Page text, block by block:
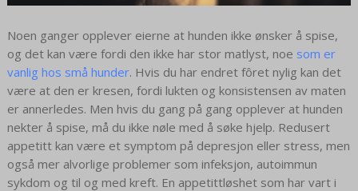
Noen ganger opplever eierne at hunden ikke ønsker å spise,
og det kan være fordi den ikke har stor matlyst, noe som er
vanlig hos små hunder. Hvis du har endret fôret nylig kan det
være at den er kresen, fordi lukten og konsistensen av maten
er annerledes. Men hvis du gang på gang opplever at hunden
nekter å spise, må du ikke nøle med å søke hjelp. Redusert
appetitt kan være et symptom på depresjon eller stress, men
også mer alvorlige problemer som infeksjon, autoimmun
sykdom og til og med kreft. En appetittløshet som har vart i